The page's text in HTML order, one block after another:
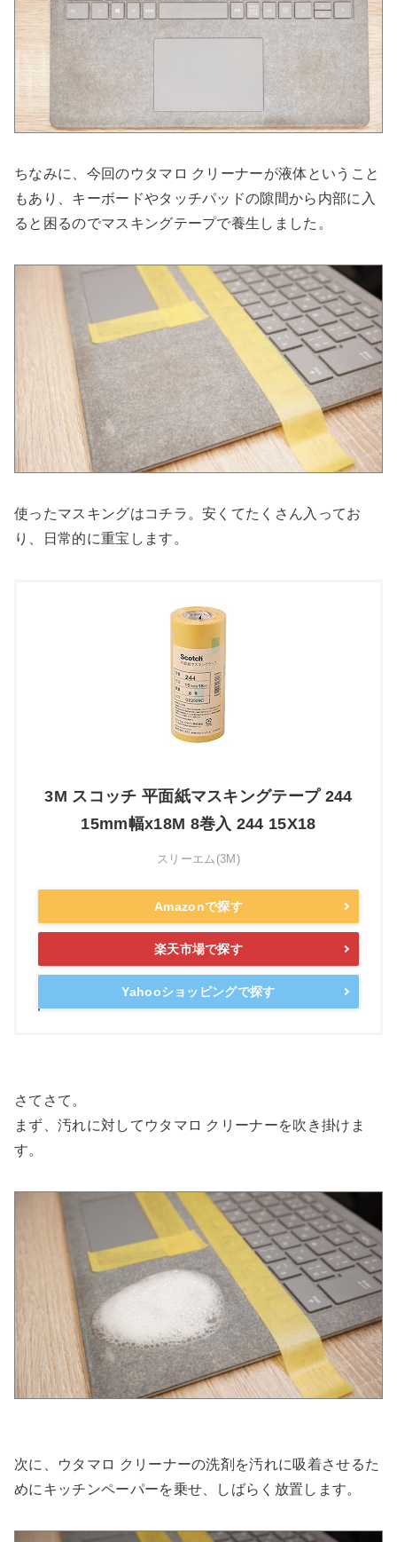
ちなみに、今回のウタマロ クリーナーが液体ということ
もあり、キーボードやタッチパッドの隙間から内部に入
ると困るのでマスキングテープで養生しました。
使ったマスキングはコチラ。安くてたくさん入ってお
り、日常的に重宝します。
3M スコッチ 平面紙マスキングテープ 244
15mm幅x18M 8巻入 244 15X18
スリーエム(3M)
Amazonで探す
楽天市場で探す
Yahooショッピングで探す
さてさて。
まず、汚れに対してウタマロ クリーナーを吹き掛けま
す。
次に、ウタマロ クリーナーの洗剤を汚れに吸着させるた
めにキッチンペーパーを乗せ、しばらく放置します。